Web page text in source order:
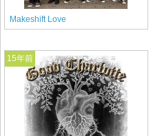
Makeshift Love
15年前